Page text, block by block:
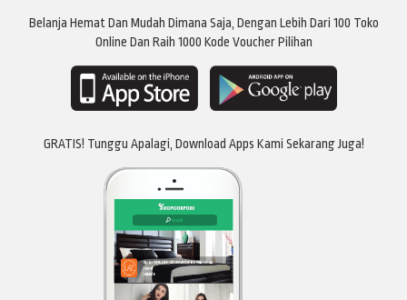
Belanja Hemat Dan Mudah Dimana Saja, Dengan Lebih Dari 100 Toko
Online Dan Raih 1000 Kode Voucher Pilihan
GRATIS! Tunggu Apalagi, Download Apps Kami Sekarang Juga!